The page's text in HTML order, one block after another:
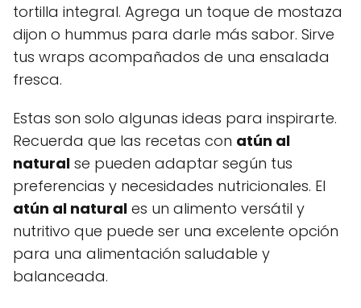
tortilla integral. Agrega un toque de mostaza
dijon o hummus para darle más sabor. Sirve
tus wraps acompañados de una ensalada
fresca.
Estas son solo algunas ideas para inspirarte.
Recuerda que las recetas con atún al
natural se pueden adaptar según tus
preferencias y necesidades nutricionales. El
atún al natural es un alimento versátil y
nutritivo que puede ser una excelente opción
para una alimentación saludable y
balanceada.